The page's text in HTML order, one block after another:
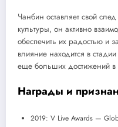
Чанбин оставляет свой
культуры, он активно
обеспечить их радостью и
влияние находится в
еще больших достижений
Награды и
2019: V Live Awards —